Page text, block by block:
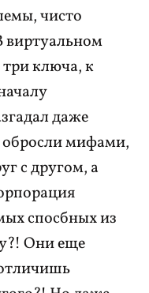
чисто
виртуальном
ключа, к
даже
обросли мифами,
с другом, а
спосбных из
Они еще